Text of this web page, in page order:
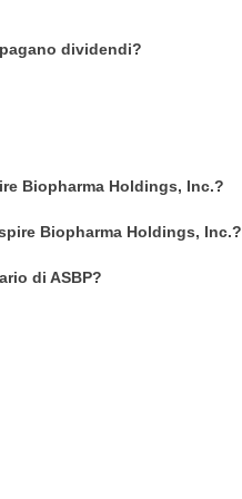
dividendi?
Biopharma Holdings, Inc.?
Biopharma Holdings, Inc.?
di ASBP?